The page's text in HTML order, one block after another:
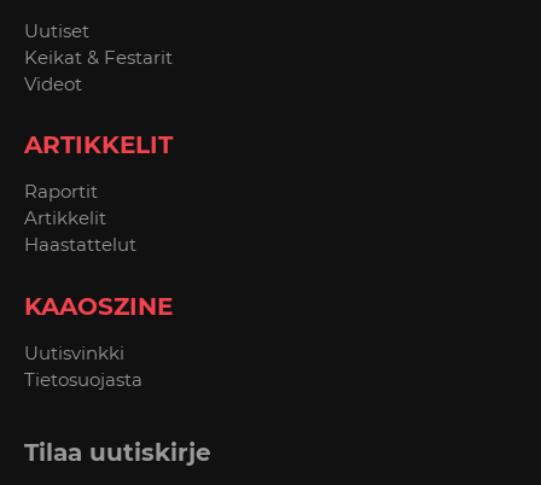
Uutiset
Keikat & Festarit
Videot
ARTIKKELIT
Raportit
Artikkelit
Haastattelut
KAAOSZINE
Uutisvinkki
Tietosuojasta
Tilaa uutiskirje